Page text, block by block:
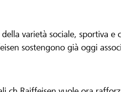
varietà sociale, sportiva
sostengono già oggi